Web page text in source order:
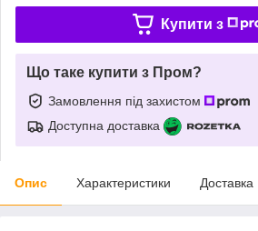
Купити з
Що таке купити з Пром?
Замовлення під захистом
Доступна доставка
Опис Характеристики Доставка